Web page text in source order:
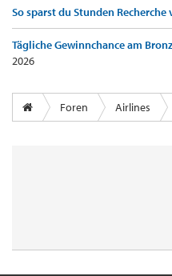
So sparst du Stunden
Tägliche Gewinnchance am
2026
Foren Airlines